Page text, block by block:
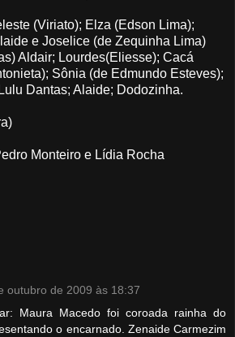
(Viriato); Elza (Edson Lima);
e Joselice (de Zequinha Lima)
Aldair; Lourdes(Eliesse); Cacá
Sônia (de Edmundo Esteves);
Dantas; Alaide; Dodozinha.
Monteiro e Lídia Rocha
outubro de 2009 às 18:37
Maura Macedo foi coroada rainha do
o encarnado. Zenaide Carmezim